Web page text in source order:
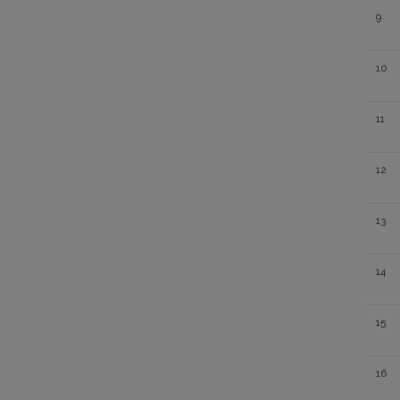
9
10
11
12
13
14
15
16